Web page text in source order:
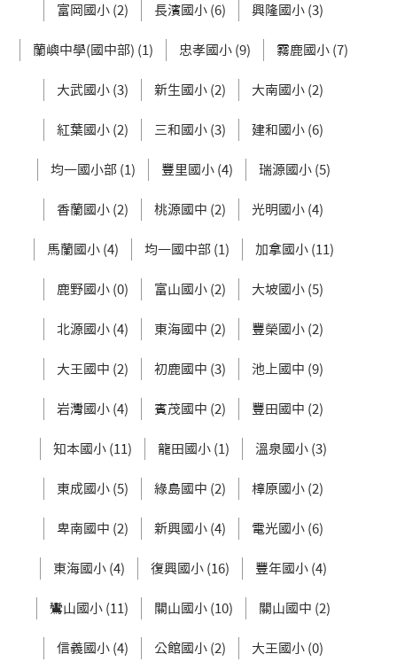
富岡國小 (2) 長濱國小 (6) 興隆國小 (3)
蘭嶼中學(國中部) (1) 忠孝國小 (9) 霧鹿國小 (7)
大武國小 (3) 新生國小 (2) 大南國小 (2)
紅葉國小 (2) 三和國小 (3) 建和國小 (6)
均一國小部 (1) 豐里國小 (4) 瑞源國小 (5)
香蘭國小 (2) 桃源國中 (2) 光明國小 (4)
馬蘭國小 (4) 均一國中部 (1) 加拿國小 (11)
鹿野國小 (0) 富山國小 (2) 大坡國小 (5)
北源國小 (4) 東海國中 (2) 豐榮國小 (2)
大王國中 (2) 初鹿國中 (3) 池上國中 (9)
岩灣國小 (4) 賓茂國中 (2) 豐田國中 (2)
知本國小 (11) 龍田國小 (1) 溫泉國小 (3)
東成國小 (5) 綠島國中 (2) 樟原國小 (2)
卑南國中 (2) 新興國小 (4) 電光國小 (6)
東海國小 (4) 復興國小 (16) 豐年國小 (4)
鸞山國小 (11) 關山國小 (10) 關山國中 (2)
信義國小 (4) 公館國小 (2) 大王國小 (0)